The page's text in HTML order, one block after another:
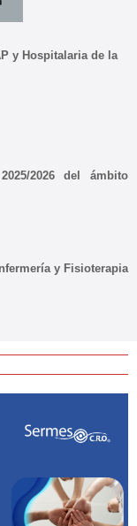
y Hospitalaria de la
2026 del ámbito
y Fisioterapia